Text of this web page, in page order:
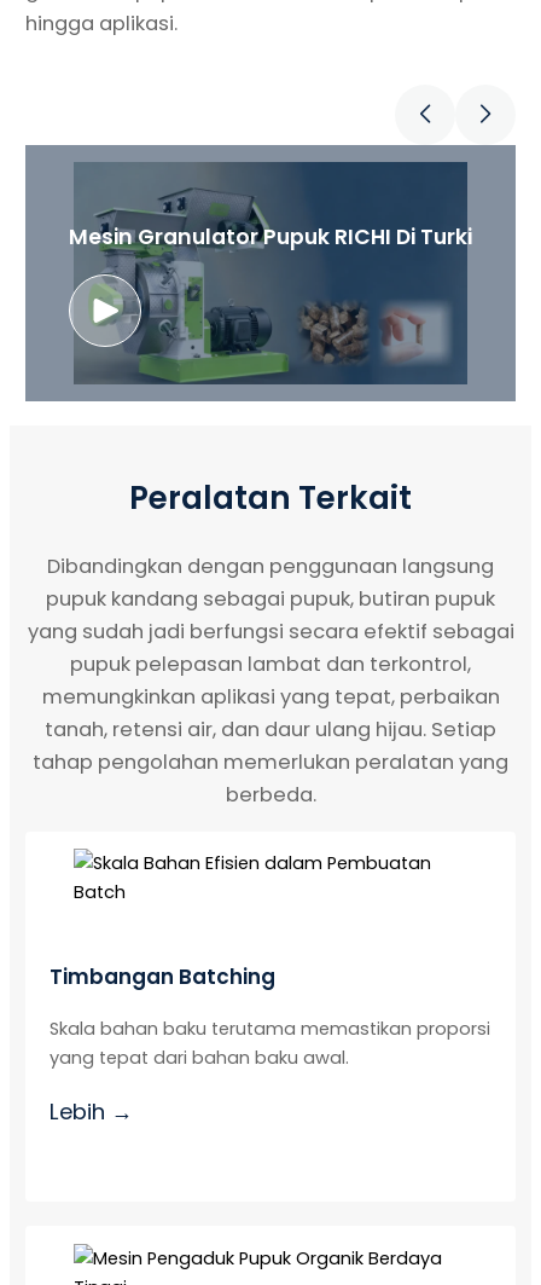
hingga aplikasi.
Mesin Granulator Pupuk RICHI Di Turki
Peralatan Terkait
Dibandingkan dengan penggunaan langsung
pupuk kandang sebagai pupuk, butiran pupuk
yang sudah jadi berfungsi secara efektif sebagai
pupuk pelepasan lambat dan terkontrol,
memungkinkan aplikasi yang tepat, perbaikan
tanah, retensi air, dan daur ulang hijau. Setiap
tahap pengolahan memerlukan peralatan yang
berbeda.
Timbangan Batching
Skala bahan baku terutama memastikan proporsi
yang tepat dari bahan baku awal.
Lebih →